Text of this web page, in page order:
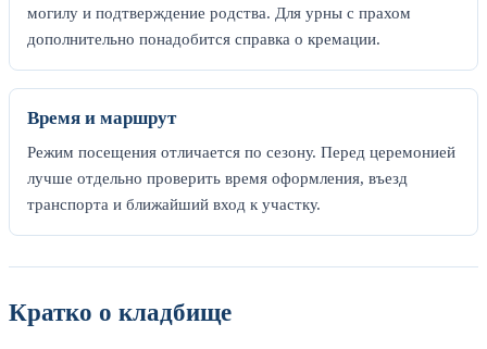
могилу и подтверждение родства. Для урны с прахом
дополнительно понадобится справка о кремации.
Время и маршрут
Режим посещения отличается по сезону. Перед церемонией
лучше отдельно проверить время оформления, въезд
транспорта и ближайший вход к участку.
Кратко о кладбище